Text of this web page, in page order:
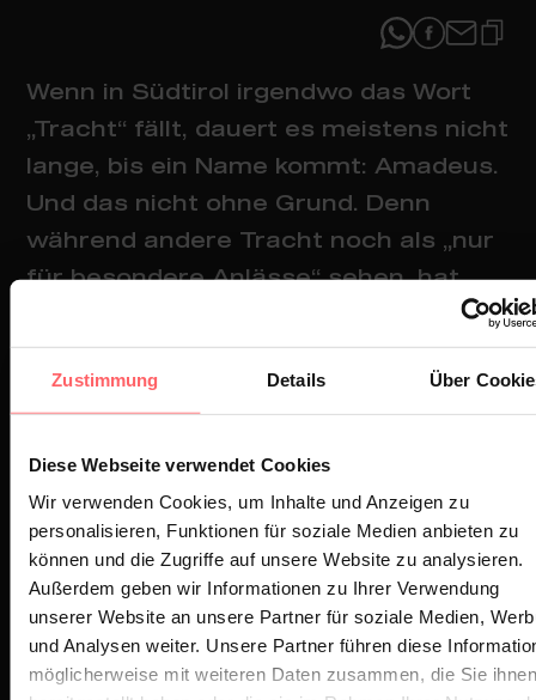
Zustimmung Details Über
Diese Webseite verwendet Cookies
Wir verwenden Cookies, um Inhalte und Anzeigen zu
personalisieren, Funktionen für soziale Medien anbieten zu
können und die Zugriffe auf unsere Website zu analysieren.
Außerdem geben wir Informationen zu Ihrer Verwendung
unserer Website an unsere Partner für soziale Medien,
und Analysen weiter. Unsere Partner führen diese
möglicherweise mit weiteren Daten zusammen, die Sie ihnen
Wenn in Südtirol irgendwo das Wort
„Tracht“ fällt, dauert es meistens nicht
lange, bis ein Name kommt: Amadeus.
Und das nicht ohne Grund. Denn
während andere Tracht noch als „nur
für besondere Anlässe“ sehen, hat
Amadeus längst verstanden, dass da
mehr drin steckt. Mehr Stil, mehr
Alltag, mehr Persönlichkeit. Das Ziel
machen. Ohne Kompromisse bei der
Qualität – aber auch ohne, dass man
dafür gleich einen Kredit aufnehmen
muss. Und genau das funktioniert.
Seit Jahren bringt Inhaber Günther
gemeinsam mit seinem Team die